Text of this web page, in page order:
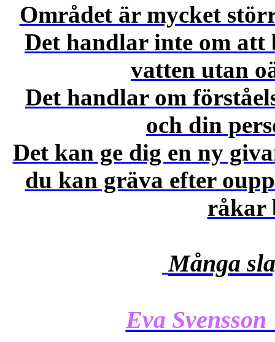
Området är mycket
Det handlar inte om att
vatten utan
Det handlar om
och din
Det kan ge dig en ny
du kan gräva efter
råkar
Många
Eva